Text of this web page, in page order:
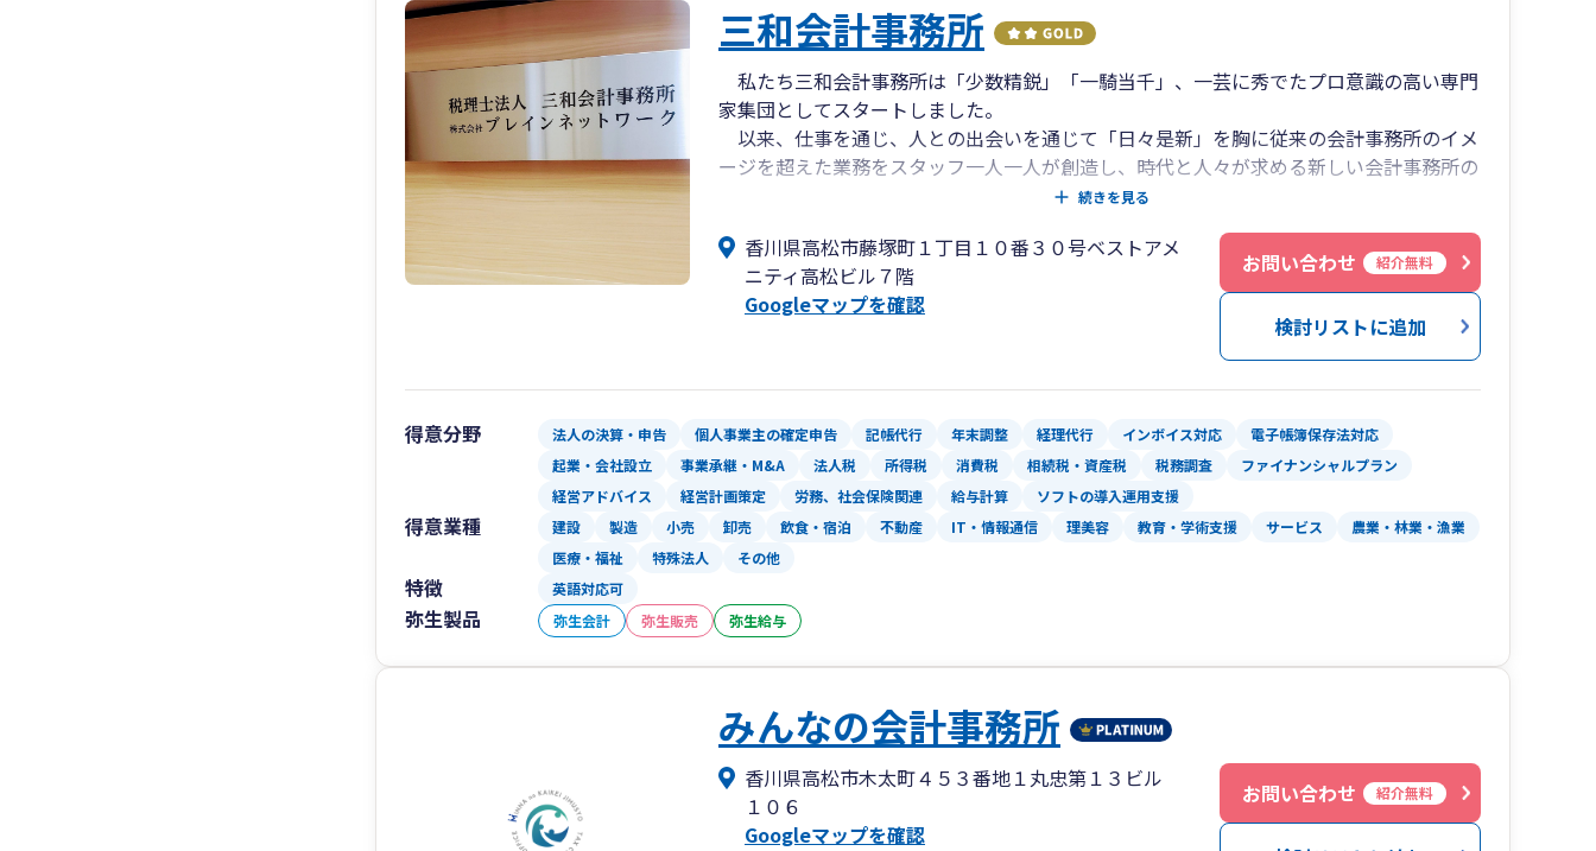
三和会計事務所
私たち三和会計事務所は「少数精鋭」「一騎当千」、一芸に秀でたプロ意識の高い専門
家集団としてスタートしました。
以来、仕事を通じ、人との出会いを通じて「日々是新」を胸に従来の会計事務所のイメ
ージを超えた業務をスタッフ一人一人が創造し、時代と人々が求める新しい会計事務所の
も併せて求め続けてきました。
三和会計事務所では、会計決算業務から法人税・所得税・消費税・相続税の税務申告書
作成のみならず、個人様にとって大切な資産の運用や相続対策と事業承継対策、法人様に
とって必要な業績拡大のための意思決定支援や海外進出支援・国際税務、そして地方公共
団体などに対する公会計適用など、幅広いサービスを提供しております。
お客様が考えていること、疑問に感じていること、悩んでいること、何でも私たちにご
相談ください。お客さまと共に、一緒に考えていきましょう。
続きを見る
香川県高松市藤塚町１丁目１０番３０号ベストアメ
ニティ高松ビル７階
Googleマップを確認
お問い合わせ 紹介無料
検討リストに追加
得意分野 法人の決算・申告 個人事業主の確定申告 記帳代行 年末調整 経理代行 インボイス対応
電子帳簿保存法対応
起業・会社設立
事業承継・M&A 法人税 所得税 消費税 相続税・資産税 税務調査
ファイナンシャルプラン
経営アドバイス
経営計画策定 労務、社会保険関連 給与計算 ソフトの導入運用支援
得意業種 建設 製造 小売 卸売 飲食・宿泊 不動産 IT・情報通信 理美容 教育・学術支援 サービス
農業・林業・漁業
医療・福祉
特殊法人 その他
特徴 英語対応可
弥生製品 弥生会計 弥生販売 弥生給与
みんなの会計事務所
香川県高松市木太町４５３番地１丸忠第１３ビル
１０６
Googleマップを確認
お問い合わせ 紹介無料